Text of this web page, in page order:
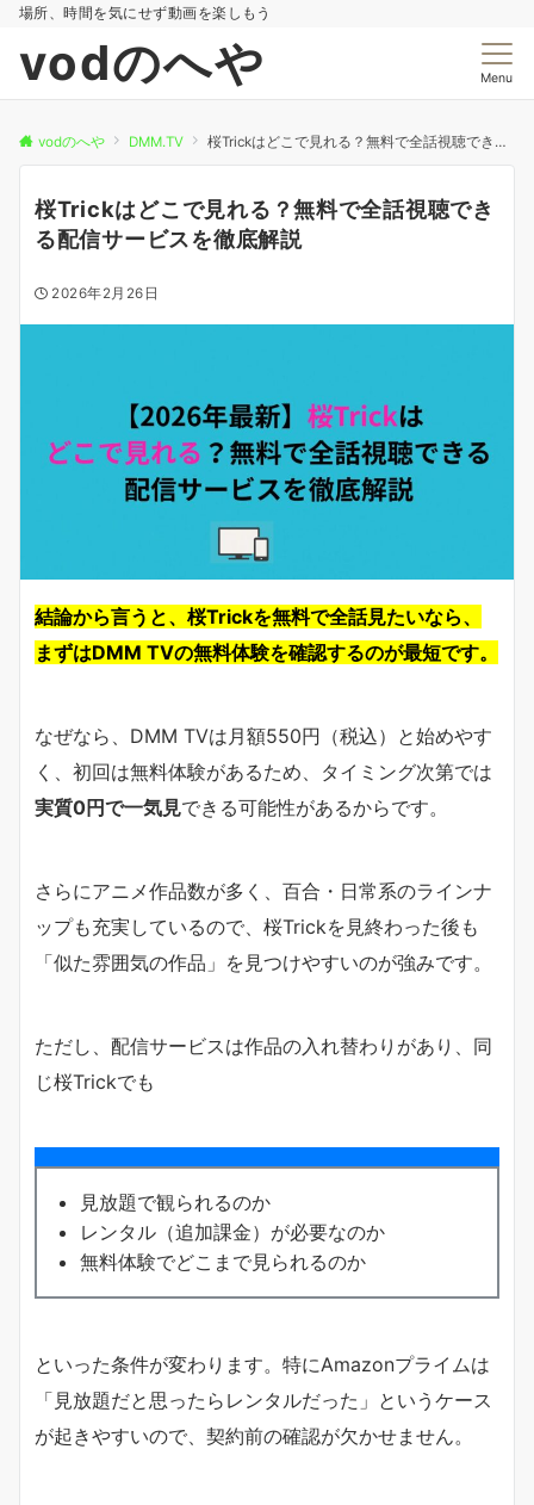
場所、時間を気にせず動画を楽しもう
vodのへや Menu
vodのへや DMM.TV 桜Trickはどこで見れる？無料で全話視聴できる配信サービスを徹底解説
桜Trickはどこで見れる？無料で全話視聴でき
る配信サービスを徹底解説
2026年2月26日
結論から言うと、桜Trickを無料で全話見たいなら、
まずはDMM TVの無料体験を確認するのが最短です。
なぜなら、DMM TVは月額550円（税込）と始めやす
く、初回は無料体験があるため、タイミング次第では
実質0円で一気見できる可能性があるからです。
さらにアニメ作品数が多く、百合・日常系のラインナ
ップも充実しているので、桜Trickを見終わった後も
「似た雰囲気の作品」を見つけやすいのが強みです。
ただし、配信サービスは作品の入れ替わりがあり、同
じ桜Trickでも
見放題で観られるのか
レンタル（追加課金）が必要なのか
無料体験でどこまで見られるのか
といった条件が変わります。特にAmazonプライムは
「見放題だと思ったらレンタルだった」というケース
が起きやすいので、契約前の確認が欠かせません。